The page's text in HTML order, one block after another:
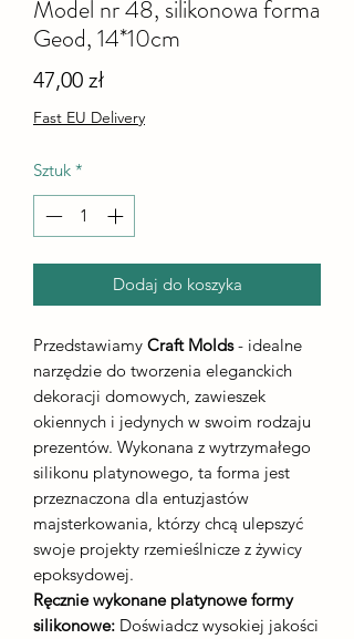
Model nr 48, silikonowa forma
Geod, 14*10cm
47,00 złCena
Fast EU Delivery
Sztuk *
Dodaj do koszyka
Przedstawiamy Craft Molds- idealne
narzędzie do tworzenia eleganckich
dekoracji domowych, zawieszek
okiennych i jedynych w swoim rodzaju
prezentów. Wykonana z wytrzymałego
silikonu platynowego, ta forma jest
przeznaczona dla entuzjastów
majsterkowania, którzy chcą ulepszyć
swoje projekty rzemieślnicze z żywicy
epoksydowej.
Ręcznie wykonane platynowe formy
silikonowe: Doświadcz wysokiej jakości